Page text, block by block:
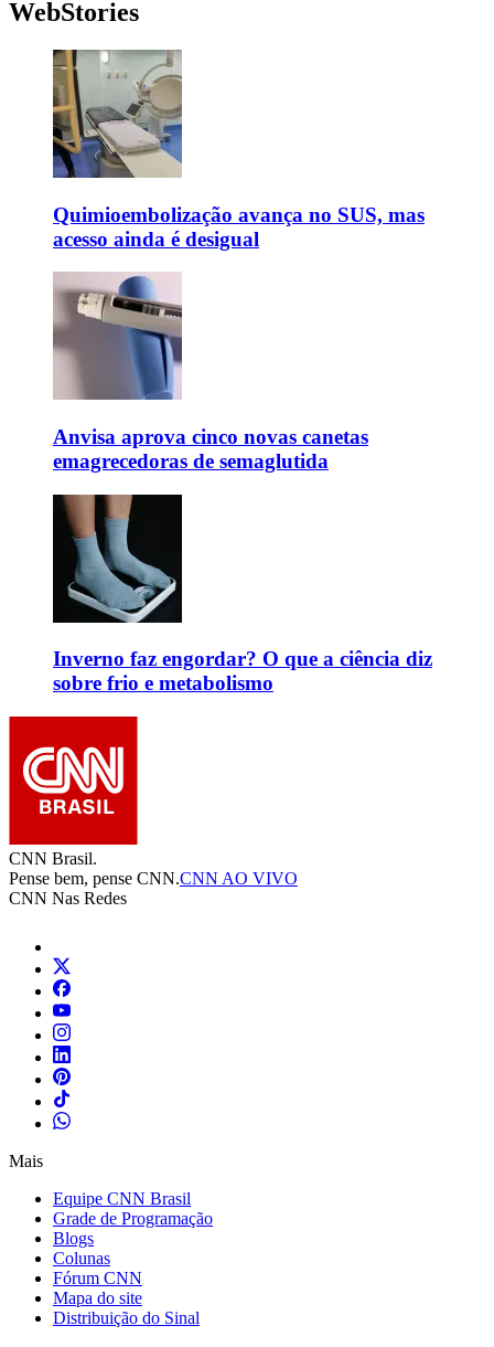
WebStories
Quimioembolização avança no SUS, mas
acesso ainda é desigual
Anvisa aprova cinco novas canetas
emagrecedoras de semaglutida
Inverno faz engordar? O que a ciência diz
sobre frio e metabolismo
CNN Brasil.
Pense bem, pense CNN.CNN AO VIVO
CNN Nas Redes
Mais
Equipe CNN Brasil
Grade de Programação
Blogs
Colunas
Fórum CNN
Mapa do site
Distribuição do Sinal